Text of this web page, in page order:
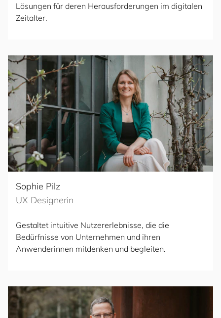
Lösungen für deren Herausforderungen im digitalen
Zeitalter.
Sophie Pilz
UX Designerin
Gestaltet intuitive Nutzererlebnisse, die die
Bedürfnisse von Unternehmen und ihren
Anwenderinnen mitdenken und begleiten.